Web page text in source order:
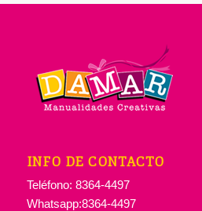
INFO DE CONTACTO
Teléfono: 8364-4497
Whatsapp:8364-4497